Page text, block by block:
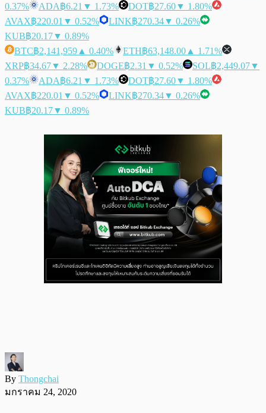
0.37%
ADA฿6.21 ▼ 1.73% DOT฿27.60▼ 1.80%
AVAX฿220.01 ▼ 0.52% LINK฿270.34▼ 0.26%
KUB฿20.17▼ 0.89%
BTC฿2,141,959 ▲ 0.40% ETH฿63,148.00 ▲ 1.71%
XRP฿34.67▼ 2.28% DOGE฿2.31 ▼ 0.52% SOL฿2,449.07▼
0.37%
ADA฿6.21 ▼ 1.73% DOT฿27.60▼ 1.80%
AVAX฿220.01 ▼ 0.52% LINK฿270.34▼ 0.26%
KUB฿20.17▼ 0.89%
By Thongchai
มกราคม 24, 2020